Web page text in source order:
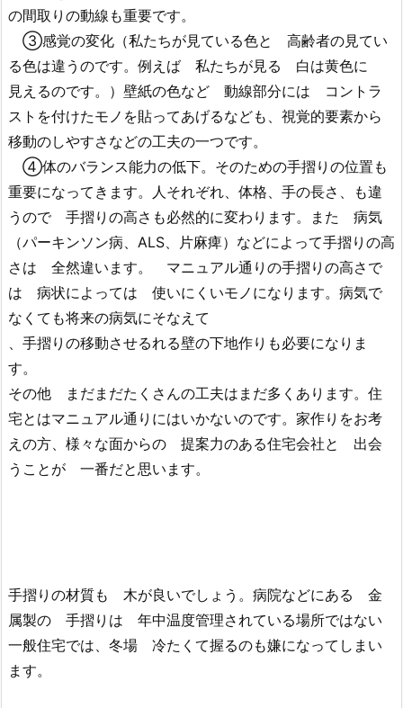
の間取りの動線も重要です。
③感覚の変化（私たちが見ている色と 高齢者の見てい
る色は違うのです。例えば 私たちが見る 白は黄色に
見えるのです。）壁紙の色など 動線部分には コントラ
ストを付けたモノを貼ってあげるなども、視覚的要素から
移動のしやすさなどの工夫の一つです。
④体のバランス能力の低下。そのための手摺りの位置も
重要になってきます。人それぞれ、体格、手の長さ、も違
うので 手摺りの高さも必然的に変わります。また 病気
（パーキンソン病、ALS、片麻痺）などによって手摺りの高
さは 全然違います。 マニュアル通りの手摺りの高さで
は 病状によっては 使いにくいモノになります。病気で
なくても将来の病気にそなえて
、手摺りの移動させるれる壁の下地作りも必要になりま
す。
その他 まだまだたくさんの工夫はまだ多くあります。住
宅とはマニュアル通りにはいかないのです。家作りをお考
えの方、様々な面からの 提案力のある住宅会社と 出会
うことが 一番だと思います。
手摺りの材質も 木が良いでしょう。病院などにある 金
属製の 手摺りは 年中温度管理されている場所ではない
一般住宅では、冬場 冷たくて握るのも嫌になってしまい
ます。